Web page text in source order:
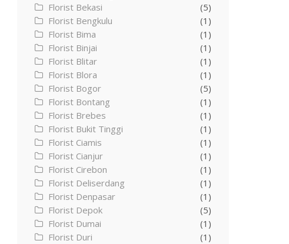
Florist Bekasi
(5)
Florist Bengkulu
(1)
Florist Bima
(1)
Florist Binjai
(1)
Florist Blitar
(1)
Florist Blora
(1)
Florist Bogor
(5)
Florist Bontang
(1)
Florist Brebes
(1)
Florist Bukit Tinggi
(1)
Florist Ciamis
(1)
Florist Cianjur
(1)
Florist Cirebon
(1)
Florist Deliserdang
(1)
Florist Denpasar
(1)
Florist Depok
(5)
Florist Dumai
(1)
Florist Duri
(1)